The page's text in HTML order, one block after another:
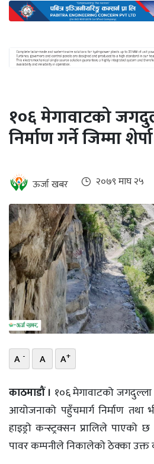
ऊर्जा
दक्षता
खबर
हरित
इभी
सम्पादकीय
बैंक
पर्यटन
भिडियो
छापा
खोज
प्रोफाइल
ऊर्जा
विशेष
१०६ मेगावाटको
निर्माण गर्ने जिम्मा
ऊर्जा खबर २०७९ माघ २५
A - A A+
काठमाडौं । १०६ मेगावाटको
आयोजनाको पहुँचमार्ग निर्माण तथा
हाइड्रो कन्स्ट्रक्सन प्रालिले पाएको छ
पावर कम्पनीले निकालेको ठेक्का उक्त